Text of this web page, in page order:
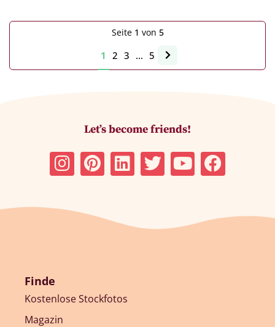
Seite 1 von 5
1 2 3 … 5
Let’s become friends!
Finde
Kostenlose Stockfotos
Magazin